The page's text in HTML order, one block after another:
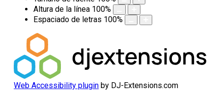
Altura de la línea 100%
Espaciado de letras 100%
Web Accessibility plugin by DJ-Extensions.com